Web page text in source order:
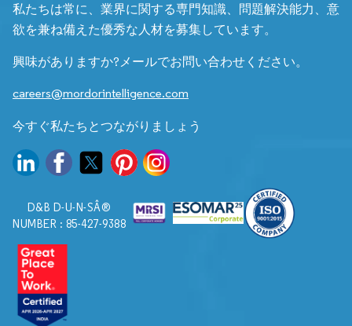
私たちは常に、業界に関する専門知識、問題解決能力、意
欲を兼ね備えた優秀な人材を募集しています。
興味がありますか?メールでお問い合わせください。
careers@mordorintelligence.com
今すぐ私たちとつながりましょう
D&B D-U-N-SÂ®
NUMBER : 85-427-9388